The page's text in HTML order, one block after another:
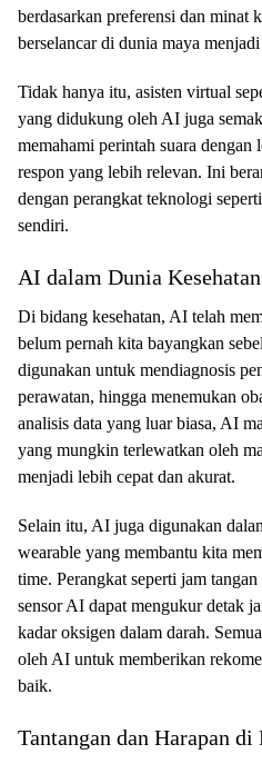
berdasarkan preferensi dan minat
berselancar di dunia maya
Tidak hanya itu, asisten virtual
yang didukung oleh AI juga
memahami perintah suara dengan
respon yang lebih relevan. Ini
dengan perangkat teknologi
sendiri.
AI dalam Dunia Kesehatan
Di bidang kesehatan, AI telah
belum pernah kita bayangkan
digunakan untuk mendiagnosis
perawatan, hingga menemukan
analisis data yang luar biasa, AI
yang mungkin terlewatkan oleh
menjadi lebih cepat dan akurat.
Selain itu, AI juga digunakan
wearable yang membantu kita
time. Perangkat seperti jam
sensor AI dapat mengukur detak
kadar oksigen dalam darah.
oleh AI untuk memberikan
baik.
Tantangan dan Harapan di